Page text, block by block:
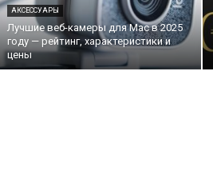
АКСЕССУАРЫ
Лучшие веб-камеры для Mac в 2025
году — рейтинг, характеристики и
цены